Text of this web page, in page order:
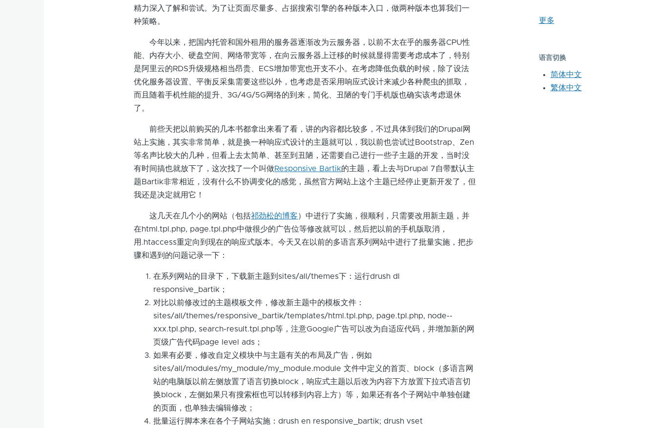
精力深入了解和尝试。为了让页面尽量多、占据搜索引擎的各种版本入口，做两种版本也算我们一
种策略。
今年以来，把国内托管和国外租用的服务器逐渐改为云服务器，以前不太在乎的服务器CPU性
能、内存大小、硬盘空间、网络带宽等，在向云服务器上迁移的时候就显得需要考虑成本了，特别
是阿里云的RDS升级规格相当昂贵、ECS增加带宽也开支不小。在考虑降低负载的时候，除了设法
优化服务器设置、平衡反采集需要这些以外，也考虑是否采用响应式设计来减少各种爬虫的抓取，
而且随着手机性能的提升、3G/4G/5G网络的到来，简化、丑陋的专门手机版也确实该考虑退休
了。
前些天把以前购买的几本书都拿出来看了看，讲的内容都比较多，不过具体到我们的Drupal网
站上实施，其实非常简单，就是换一种响应式设计的主题就可以，我以前也尝试过Bootstrap、Zen
等名声比较大的几种，但看上去太简单、甚至到丑陋，还需要自己进行一些子主题的开发，当时没
有时间搞也就放下了，这次找了一个叫做Responsive Bartik的主题，看上去与Drupal 7自带默认主
题Bartik非常相近，没有什么不协调变化的感觉，虽然官方网站上这个主题已经停止更新开发了，但
我还是决定就用它！
这几天在几个小的网站（包括祁劲松的博客）中进行了实施，很顺利，只需要改用新主题，并
在html.tpl.php, page.tpl.php中做很少的广告位等修改就可以，然后把以前的手机版取消，
用.htaccess重定向到现在的响应式版本。今天又在以前的多语言系列网站中进行了批量实施，把步
骤和遇到的问题记录一下：
在系列网站的目录下，下载新主题到sites/all/themes下：运行drush dl
responsive_bartik；
对比以前修改过的主题模板文件，修改新主题中的模板文件：
sites/all/themes/responsive_bartik/templates/html.tpl.php, page.tpl.php, node--
xxx.tpl.php, search-result.tpl.php等，注意Google广告可以改为自适应代码，并增加新的网
页级广告代码page level ads；
如果有必要，修改自定义模块中与主题有关的布局及广告，例如
sites/all/modules/my_module/my_module.module 文件中定义的首页、block（多语言网
站的电脑版以前左侧放置了语言切换block，响应式主题以后改为内容下方放置下拉式语言切
换block，左侧如果只有搜索框也可以转移到内容上方）等，如果还有各个子网站中单独创建
的页面，也单独去编辑修改；
批量运行脚本来在各个子网站实施：drush en responsive_bartik; drush vset
更多
语言切换
简体中文
繁体中文